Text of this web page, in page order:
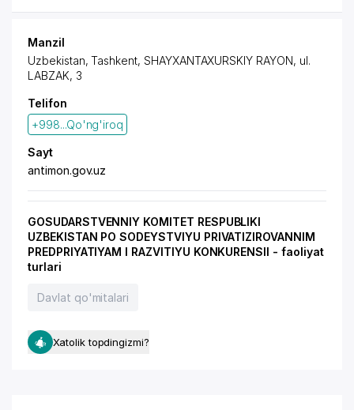
Manzil
Uzbekistan, Tashkent, SHAYXANTAXURSKIY RAYON, ul.
LABZAK, 3
Telifon
+998...Qo'ng'iroq
Sayt
antimon.gov.uz
GOSUDARSTVENNIY KOMITET RESPUBLIKI
UZBEKISTAN PO SODEYSTVIYU PRIVATIZIROVANNIM
PREDPRIYATIYAM I RAZVITIYU KONKURENSII - faoliyat
turlari
Davlat qo'mitalari
Xatolik topdingizmi?